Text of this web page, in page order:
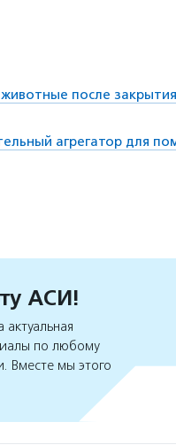
животные после
агрегатор для
АСИ!
по любому
Вместе мы этого